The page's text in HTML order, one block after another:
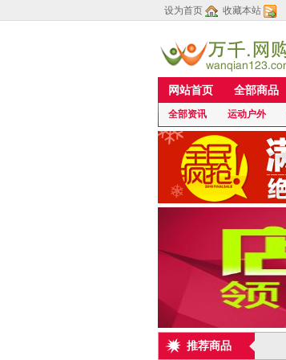
设为首页 收藏本站
网站首页 全部商品
全部资讯 运动户外
推荐商品